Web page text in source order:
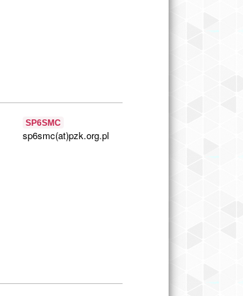
SP6SMC
sp6smc(at)pzk.org.pl